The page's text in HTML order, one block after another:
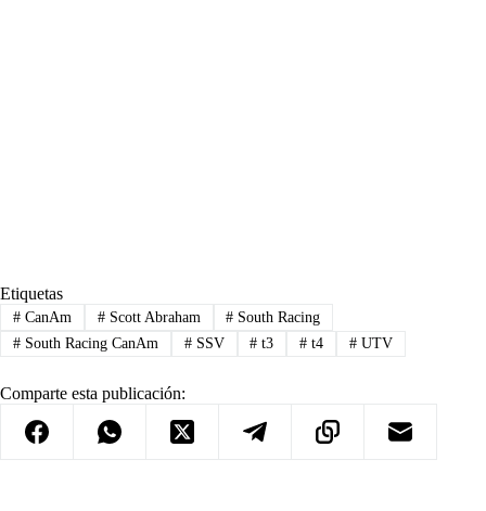
Etiquetas
#CanAm #Scott Abraham # South Racing
#South Racing CanAm #SSV # t3 # t4 # UTV
Comparte esta publicación: